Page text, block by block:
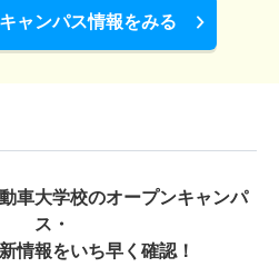
ャンパス情報をみる
車大学校のオープンキャンパ
ス・
情報をいち早く確認！